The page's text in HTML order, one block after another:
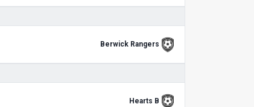
Berwick Rangers
Hearts B